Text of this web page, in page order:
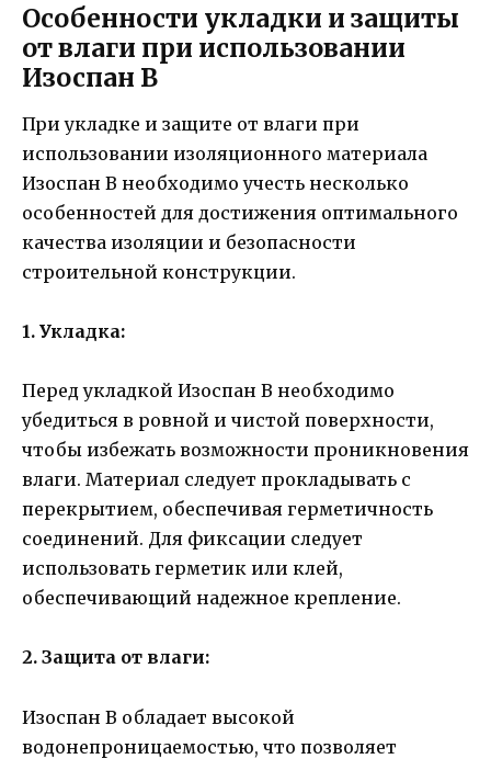
Особенности укладки и защиты
от влаги при использовании
Изоспан B
При укладке и защите от влаги при
использовании изоляционного материала
Изоспан B необходимо учесть несколько
особенностей для достижения оптимального
качества изоляции и безопасности
строительной конструкции.
1. Укладка:
Перед укладкой Изоспан B необходимо
убедиться в ровной и чистой поверхности,
чтобы избежать возможности проникновения
влаги. Материал следует прокладывать с
перекрытием, обеспечивая герметичность
соединений. Для фиксации следует
использовать герметик или клей,
обеспечивающий надежное крепление.
2. Защита от влаги:
Изоспан B обладает высокой
водонепроницаемостью, что позволяет